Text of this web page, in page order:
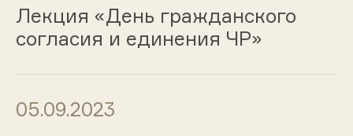
Лекция «День гражданского
согласия и единения ЧР»
05.09.2023